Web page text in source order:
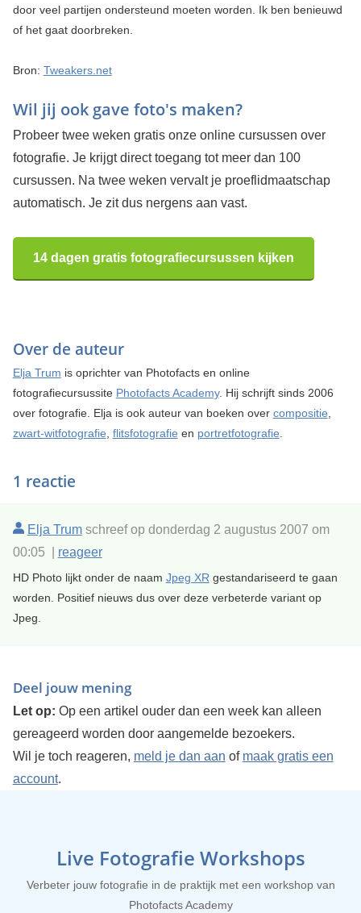
door veel partijen ondersteund moeten worden. Ik ben benieuwd
of het gaat doorbreken.
Bron: Tweakers.net
Wil jij ook gave foto's maken?
Probeer twee weken gratis onze online cursussen over
fotografie. Je krijgt direct toegang tot meer dan 100
cursussen. Na twee weken vervalt je proeflidmaatschap
automatisch. Je zit dus nergens aan vast.
14 dagen gratis fotografiecursussen kijken
Over de auteur
Elja Trum is oprichter van Photofacts en online
fotografiecursussite Photofacts Academy. Hij schrijft sinds 2006
over fotografie. Elja is ook auteur van boeken over compositie,
zwart-witfotografie, flitsfotografie en portretfotografie.
1 reactie
Elja Trumschreef op donderdag 2 augustus 2007 om
00:05 | reageer
HD Photo lijkt onder de naam Jpeg XRgestandariseerd te gaan
worden. Positief nieuws dus over deze verbeterde variant op
Jpeg.
Deel jouw mening
Let op: Op een artikel ouder dan een week kan alleen
gereageerd worden door aangemelde bezoekers.
Wil je toch reageren, meld je dan aan of maak gratis een
account.
Live Fotografie Workshops
Verbeter jouw fotografie in de praktijk met een workshop van
Photofacts Academy